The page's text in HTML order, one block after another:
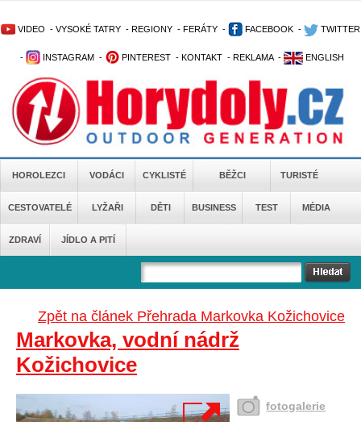
VIDEO - VYSOKÉ TATRY - REGIONY - FERÁTY - FACEBOOK - TWITTER
- INSTAGRAM - PINTEREST - KONTAKT - REKLAMA - ENGLISH
HOROLEZCI VODÁCI CYKLISTÉ BĚŽCI TURISTÉ
CESTOVATELÉ LYŽAŘI DĚTI BUSINESS TEST MÉDIA
ZDRAVÍ JÍDLO A PITÍ
Zpět na článek Přehrada Markovka Kožichovice
Markovka, vodní nádrž
Kožichovice
fotogalerie